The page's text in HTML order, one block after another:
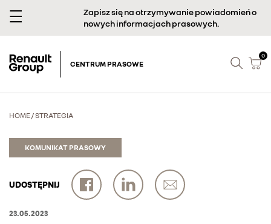
Zapisz się na otrzymywanie powiadomień o
nowych informacjach prasowych.
CENTRUM PRASOWE
0
HOME/STRATEGIA
KOMUNIKAT PRASOWY
UDOSTĘPNIJ
23.05.2023